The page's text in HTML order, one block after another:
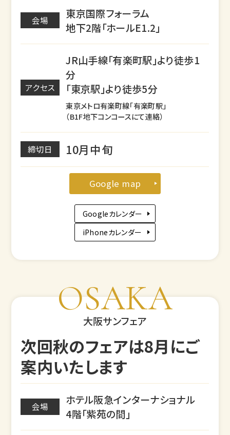
会場
東京国際フォーラム
地下2階「ホールE1.2」
アクセス
JR山手線「有楽町駅」より徒歩1
分
「東京駅」より徒歩5分
東京メトロ有楽町線「有楽町駅」
（B1F地下コンコースにて連絡）
締切日 10月中旬
Google map
Googleカレンダー
iPhoneカレンダー
OSAKA
大阪サンフェア
次回秋のフェアは8月にご
案内いたします
会場
ホテル阪急インターナショナル
4階「紫苑の間」